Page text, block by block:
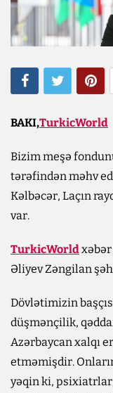
BAKI,TurkicWorld
Bizim meşə
tərəfindən məhv
Kəlbəcər, Laçın
var.
TurkicWorld
Əliyev Zəngilan
Dövlətimizin
düşmənçilik,
Azərbaycan xalqı
etməmişdir.
yəqin ki,